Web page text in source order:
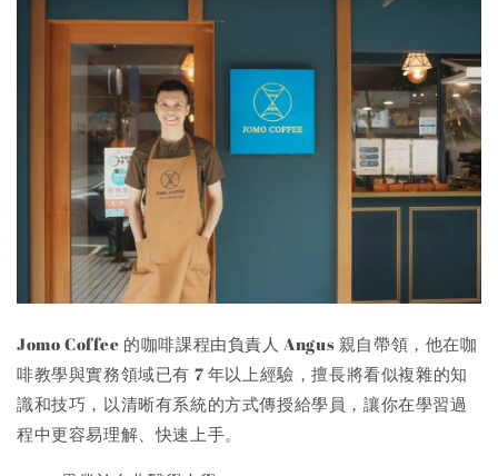
Jomo Coffee 的咖啡課程由負責人 Angus 親自帶領，他在咖
啡教學與實務領域已有 7 年以上經驗，擅長將看似複雜的知
識和技巧，以清晰有系統的方式傳授給學員，讓你在學習過
程中更容易理解、快速上手。